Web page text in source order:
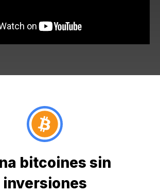
bitcoines sin
inversiones